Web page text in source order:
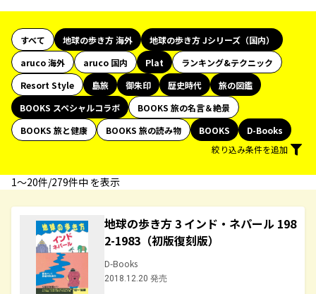
すべて 地球の歩き方 海外
地球の歩き方 Jシリーズ（国内）
aruco 海外
aruco 国内 Plat
ランキング&テクニック
Resort Style
島旅 御朱印 歴史時代
旅の図鑑
BOOKS スペシャルコラボ
BOOKS 旅の名言＆絶景
BOOKS 旅と健康
BOOKS 旅の読み物 BOOKS
D-Books
絞り込み条件を追加
1〜20件/279件中 を表示
地球の歩き方 3 インド・ネパール 198
2-1983（初版復刻版）
D-Books
2018.12.20 発売